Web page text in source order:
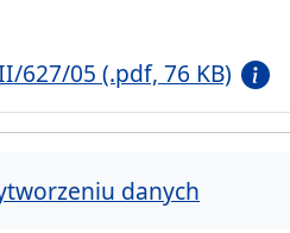
627/05 (.pdf, 76 KB)
danych